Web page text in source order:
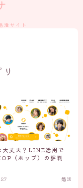
活サイト
大丈夫？LINE活用で
（ホップ）の評判
婚活